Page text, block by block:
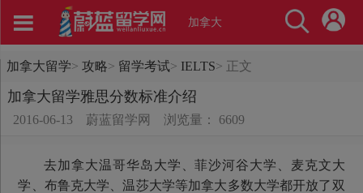
加拿大
加拿大留学> 攻略> 留学考试> IELTS> 正文
加拿大留学雅思分数标准介绍
2016-06-13 蔚蓝留学网 浏览量： 6609
去加拿大温哥华岛大学、菲沙河谷大学、麦克文大
学、布鲁克大学、温莎大学等加拿大多数大学都开放了双